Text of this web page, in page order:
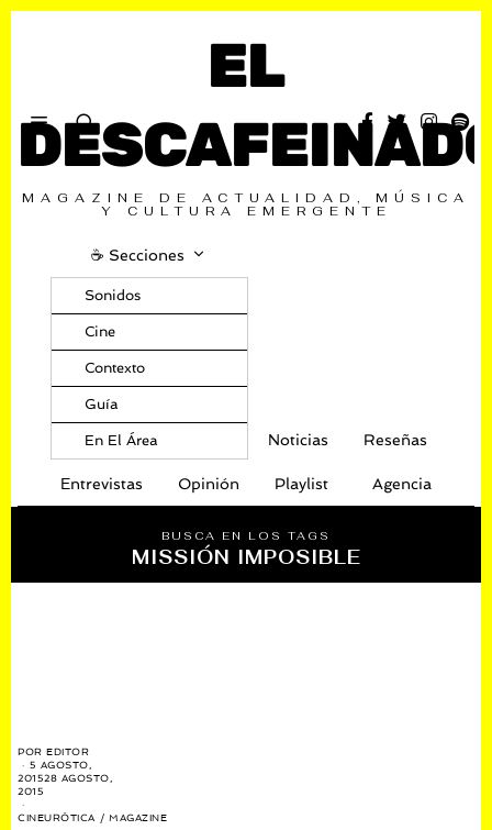
EL
MAGAZINE DE ACTUALIDAD, MÚSICA
Y CULTURA EMERGENTE
☕️ Secciones
Sonidos
Cine
Contexto
Guía
En El Área Noticias Reseñas
Entrevistas Opinión Playlist Agencia
BUSCA EN LOS TAGS
MISSIÓN IMPOSIBLE
POREDITOR
5 AGOSTO,
201528 AGOSTO,
2015
CINEURÓTICA / MAGAZINE